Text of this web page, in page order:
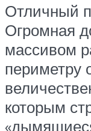
Отличный
Огромная
массивом
периметру
которым